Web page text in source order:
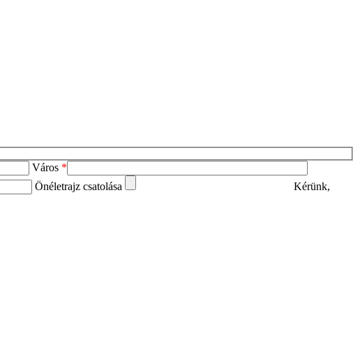
Város *
Önéletrajz csatolása
Kérünk,